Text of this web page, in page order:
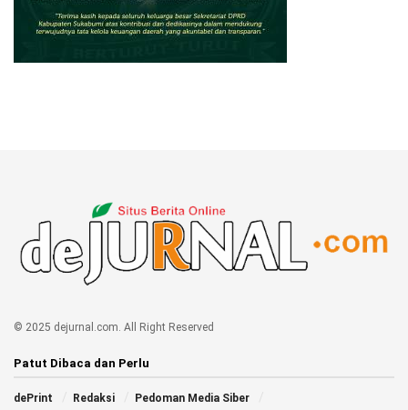
© 2025 dejurnal.com. All Right Reserved
Patut Dibaca dan Perlu
dePrint Redaksi Pedoman Media Siber